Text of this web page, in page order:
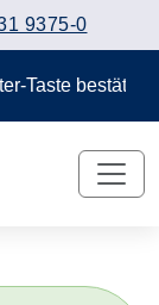
9375-0
Taste